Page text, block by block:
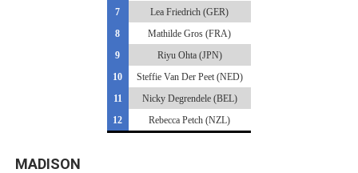
7
Lea Friedrich (GER)
8
Mathilde Gros (FRA)
9
Riyu Ohta (JPN)
10
Steffie Van Der Peet (NED)
11
Nicky Degrendele (BEL)
12
Rebecca Petch (NZL)
MADISON